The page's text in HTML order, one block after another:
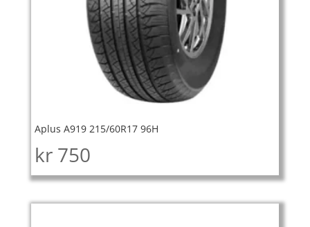
Aplus A919 215/60R17 96H
kr 750